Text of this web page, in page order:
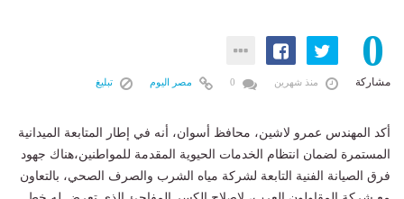
0
مشاركة منذ شهرين مصر اليوم تبليغ
أكد المهندس عمرو لاشين، محافظ أسوان، أنه في إطار المتابعة الميدانية
المستمرة لضمان انتظام الخدمات الحيوية المقدمة للمواطنين،هناك جهود
فرق الصيانة الفنية التابعة لشركة مياه الشرب والصرف الصحي، بالتعاون